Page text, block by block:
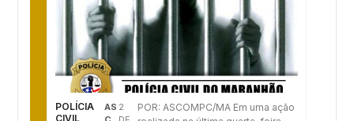
POLÍCIA
CIVIL
AS 2
POR: ASCOMPC/MA Em uma ação